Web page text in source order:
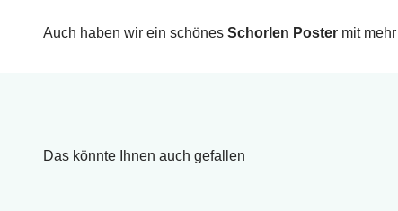
Auch haben wir ein schönes Schorlen Poster mit
Das könnte Ihnen auch gefallen